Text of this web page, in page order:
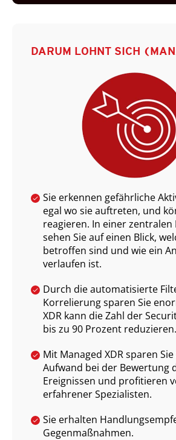
DARUM LOHNT SICH
Sie erkennen gefährliche
egal wo sie auftreten, und
reagieren. In einer zentralen
sehen Sie auf einen Blick,
betroffen sind und wie ein
verlaufen ist.
Durch die automatisierte
Korrelierung sparen Sie
XDR kann die Zahl der
bis zu 90 Prozent reduzieren.
Mit Managed XDR sparen
Aufwand bei der Bewertung
Ereignissen und profitieren
erfahrener Spezialisten.
Sie erhalten
Gegenmaßnahmen.